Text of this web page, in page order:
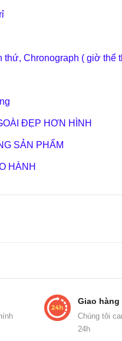
thứ, Chronograph ( giờ thể
ĐẸP HƠN HÌNH
SẢN PHẨM
HÀNH
Giao
Chúng tôi
24h